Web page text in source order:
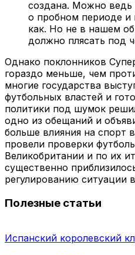
создана. Можно ведь
о пробном периоде и
как. Но не в нашем
должно плясать под
Однако поклонников
гораздо меньше, чем
многие государства
футбольных властей и
политики под шумок
одно из обещаний и
больше влияния на спорт
провели проверки
Великобритании и по их
существенно
регулированию ситуации
Полезные статьи
Испанский королевский